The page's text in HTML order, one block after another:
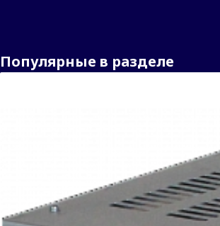
Популярные в разделе